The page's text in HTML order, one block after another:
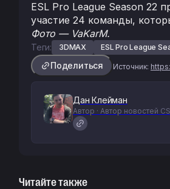
ESL Pro League Season 22
участие 24 команды,
Фото — VaKarM.
Теги: 3DMAX ESL Pro League
Поделиться Источник:
Дан Клейман
Автор · Автор новостей
Читайте также